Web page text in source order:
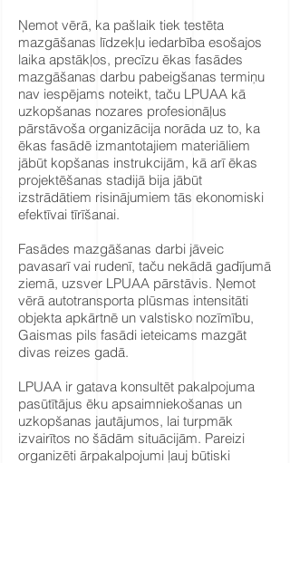
Ņemot vērā, ka pašlaik tiek testēta
mazgāšanas līdzekļu iedarbība esošajos
laika apstākļos, precīzu ēkas fasādes
mazgāšanas darbu pabeigšanas termiņu
nav iespējams noteikt, taču LPUAA kā
uzkopšanas nozares profesionāļus
pārstāvoša organizācija norāda uz to, ka
ēkas fasādē izmantotajiem materiāliem
jābūt kopšanas instrukcijām, kā arī ēkas
projektēšanas stadijā bija jābūt
izstrādātiem risinājumiem tās ekonomiski
efektīvai tīrīšanai.
Fasādes mazgāšanas darbi jāveic
pavasarī vai rudenī, taču nekādā gadījumā
ziemā, uzsver LPUAA pārstāvis. Ņemot
vērā autotransporta plūsmas intensitāti
objekta apkārtnē un valstisko nozīmību,
Gaismas pils fasādi ieteicams mazgāt
divas reizes gadā.
LPUAA ir gatava konsultēt pakalpojuma
pasūtītājus ēku apsaimniekošanas un
uzkopšanas jautājumos, lai turpmāk
izvairītos no šādām situācijām. Pareizi
organizēti ārpakalpojumi ļauj būtiski